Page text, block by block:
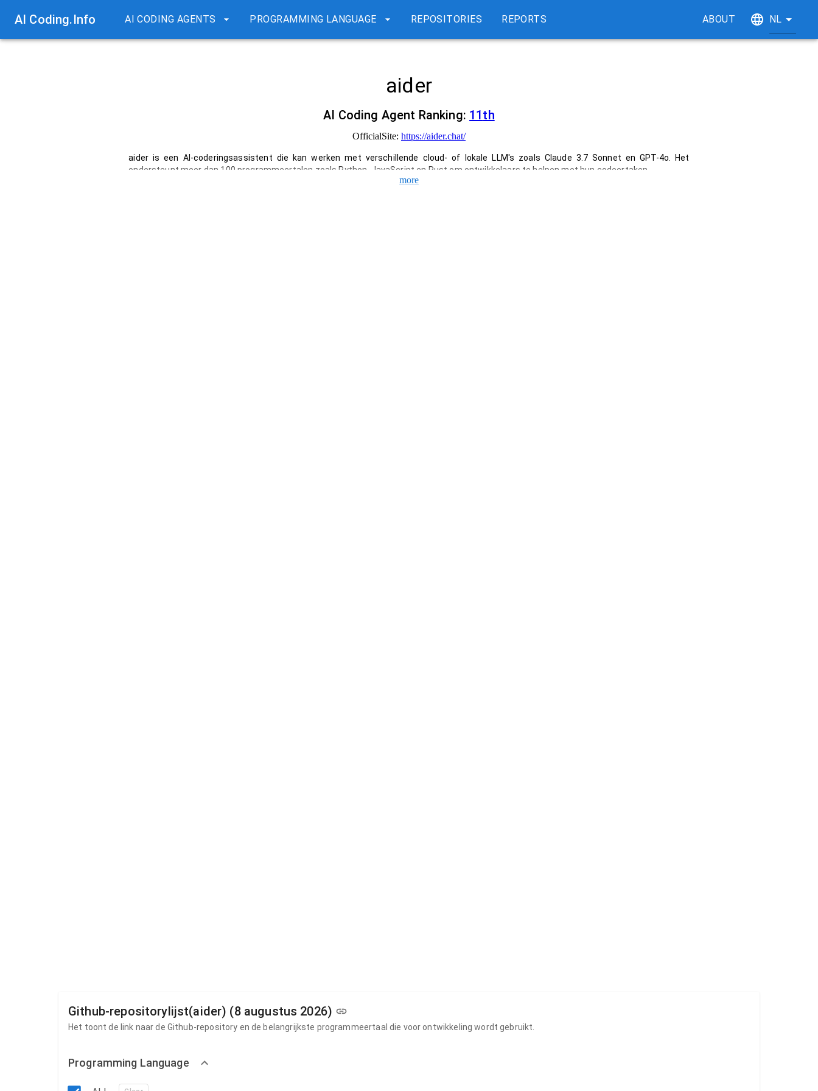
AI Coding.Info AI CODING AGENTS PROGRAMMING LANGUAGE REPOSITORIES REPORTS ABOUT NL
aider
AI Coding Agent Ranking: 11th
OfficialSite: https://aider.chat/
aider is een AI-coderingsassistent die kan werken met verschillende cloud- of lokale LLM's zoals Claude 3.7 Sonnet en GPT-4o. Het
ondersteunt meer dan 100 programmeertalen zoals Python, JavaScript en Rust om ontwikkelaars te helpen met hun codeertaken.
more
Github-repositorylijst(aider) (8 augustus 2026)
Het toont de link naar de Github-repository en de belangrijkste programmeertaal die voor ontwikkeling wordt gebruikt.
Programming Language